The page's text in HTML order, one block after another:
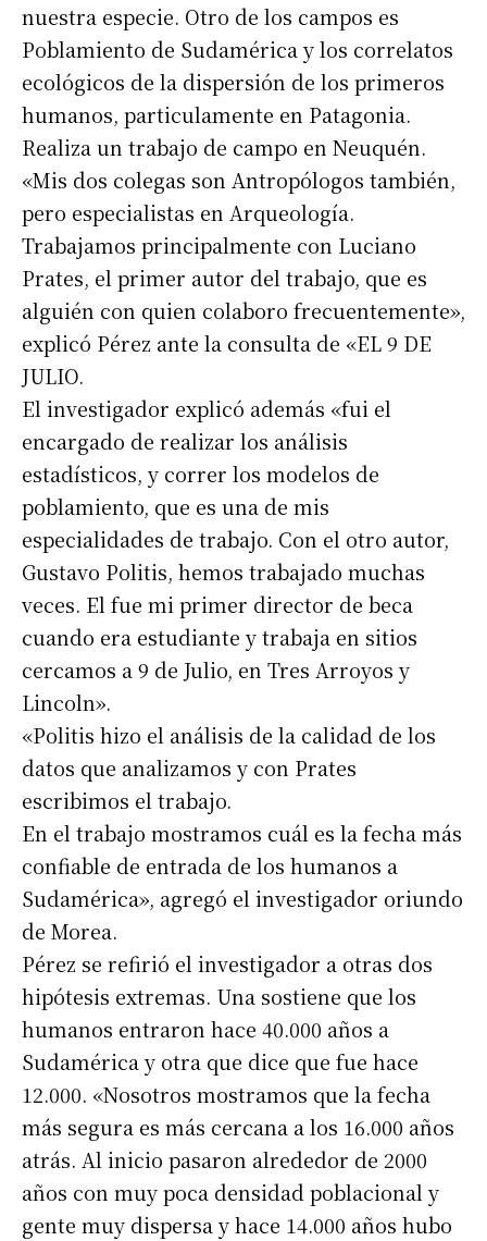
Suscribirme gratis
Dirección de correo electrónico*
Nombre
Número de teléfono
nuestra especie. Otro de los campos es
Poblamiento de Sudamérica y los correlatos
ecológicos de la dispersión de los primeros
humanos, particulamente en Patagonia.
Realiza un trabajo de campo en Neuquén.
«Mis dos colegas son Antropólogos también,
pero especialistas en Arqueología.
Trabajamos principalmente con Luciano
Prates, el primer autor del trabajo, que es
alguién con quien colaboro frecuentemente»,
explicó Pérez ante la consulta de «EL 9 DE
JULIO.
El investigador explicó además «fui el
encargado de realizar los análisis
estadísticos, y correr los modelos de
poblamiento, que es una de mis
especialidades de trabajo. Con el otro autor,
Gustavo Politis, hemos trabajado muchas
veces. El fue mi primer director de beca
cuando era estudiante y trabaja en sitios
cercamos a 9 de Julio, en Tres Arroyos y
Lincoln».
«Politis hizo el análisis de la calidad de los
datos que analizamos y con Prates
escribimos el trabajo.
En el trabajo mostramos cuál es la fecha más
confiable de entrada de los humanos a
Sudamérica», agregó el investigador oriundo
de Morea.
Pérez se refirió el investigador a otras dos
hipótesis extremas. Una sostiene que los
humanos entraron hace 40.000 años a
Sudamérica y otra que dice que fue hace
12.000. «Nosotros mostramos que la fecha
más segura es más cercana a los 16.000 años
atrás. Al inicio pasaron alrededor de 2000
años con muy poca densidad poblacional y
gente muy dispersa y hace 14.000 años hubo